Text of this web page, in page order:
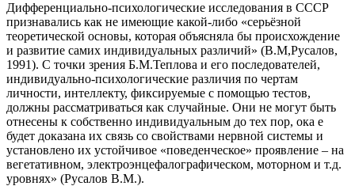
Дифференциально-психологические исследования в СССР
признавались как не имеющие какой-либо «серьёзной
теоретической основы, которая объясняла бы происхождение
и развитие самих индивидуальных различий» (В.М,Русалов,
1991). С точки зрения Б.М.Теплова и его последователей,
индивидуально-психологические различия по чертам
личности, интеллекту, фиксируемые с помощью тестов,
должны рассматриваться как случайные. Они не могут быть
отнесены к собственно индивидуальным до тех пор, ока е
будет доказана их связь со свойствами нервной системы и
установлено их устойчивое «поведенческое» проявление – на
вегетативном, электроэнцефалографическом, моторном и т.д.
уровнях» (Русалов В.М.).